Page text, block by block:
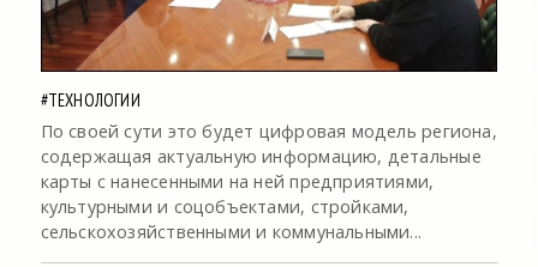
#ТЕХНОЛОГИИ
По своей сути это будет цифровая модель региона,
содержащая актуальную информацию, детальные
карты с нанесенными на ней предприятиями,
культурными и соцобъектами, стройками,
сельскохозяйственными и коммунальными...